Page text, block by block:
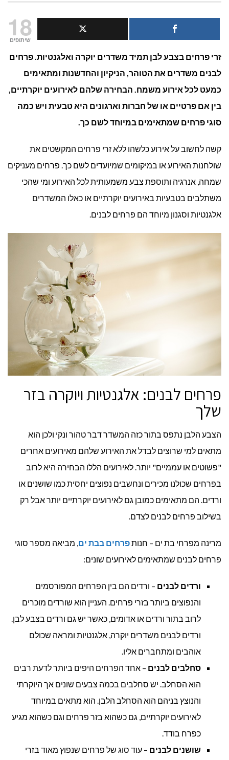
לבנים:
אלגנטיות
18
שיתופים
זרי פרחים בצבע לבן תמיד משדרים יוקרה ואלגנטיות. פרחים
לבנים משדרים את הטוהר, הניקיון והחדשנות ומתאימים
כמעט לכל אירוע משמח. הבחירה שלהם לאירועים יוקרתיים,
בין אם פרטיים או של חברות וארגונים היא טבעית ויש כמה
סוגי פרחים שמתאימים במיוחד לשם כך.
קשה לחשוב על אירוע כלשהו ללא זרי פרחים המקשטים את
שולחנות האירוע או במיקומים שמיועדים לשם כך. פרחים מעניקים
שמחה, אנרגיה ותוספת צבע משמעותית לכל האירוע ומי שהכי
משתלבים בטבעיות באירועים יוקרתיים או כאלו המשדרים
אלגנטיות וסגנון מיוחד הם פרחים לבנים.
פרחים לבנים: אלגנטיות ויוקרה בזר
שלך
הצבע הלבן נתפס בתור כזה המשדר דבר טהור ונקי ולכן הוא
מתאים למי שרוצים לבדל את האירוע שלהם מאירועים אחרים
"פשוטים או עממיים" יותר. לאירועים הללו הבחירה היא לרוב
בפרחים שכולנו מכירים ונחשבים נפוצים יחסית כמו שושנים או
ורדים. הם מתאימים כמובן גם לאירועים יוקרתיים יותר אבל רק
בשילוב פרחים לבנים לצדם.
מרינה מפרחי בת ים – חנותפרחים בבת ים, מביאה מספר סוגי
פרחים לבנים שמתאימים לאירועים שונים:
ורדים לבנים – ורדים הם בין הפרחים המפורסמים
והנפוצים ביותר בזרי פרחים. העניין הוא שורדים מוכרים
לרוב בתור ורדים או אדומים, כאשר יש גם ורדים בצבע לבן.
ורדים לבנים משדרים יוקרה, אלגנטיות ומראה שכולם
אוהבים ומתחברים אליו.
סחלבים לבנים – אחד הפרחים היפים ביותר לדעת רבים
הוא הסחלב. יש סחלבים בכמה צבעים שונים אך היוקרתי
והנוצץ בניהם הוא הסחלב הלבן. הוא מתאים במיוחד
לאירועים יוקרתיים, גם כשהוא בזר פרחים וגם כשהוא מגיע
כפרח בודד.
שושנים לבנים – עוד סוג של פרחים שנפוץ מאוד בזרי